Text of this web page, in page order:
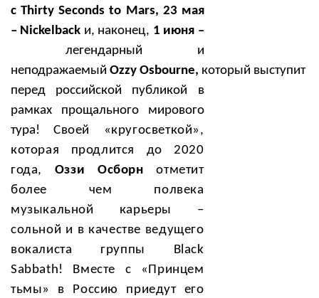
cThirtySecondsto Mars, 23 мая
– Nickelback и, наконец, 1 июня –
легендарный и
неподражаемый Ozzy Osbourne, который выступит
перед российской публикой в
рамках прощального мирового
тура!Своей «кругосветкой»,
которая продлится до 2020
года, Оззи Осборн отметит
более чем полвека
музыкальной карьеры –
сольной и в качестве ведущего
вокалиста группы Black
Sabbath! Вместе с «Принцем
тьмы» в Россию приедут его